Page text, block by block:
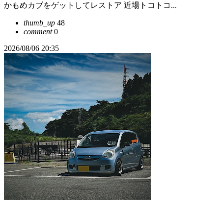
かもめカブをゲットしてレストア 近場トコトコ...
thumb_up 48
comment0
2026/08/06 20:35